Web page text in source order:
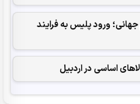
ورود پلیس به فرایند